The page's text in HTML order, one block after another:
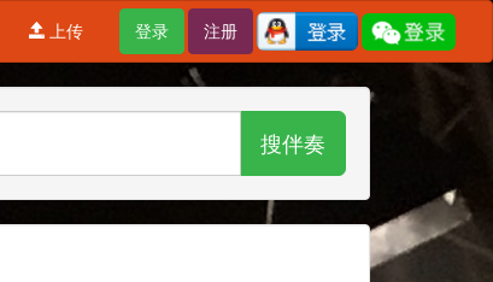
登录 注册
上传
搜伴奏